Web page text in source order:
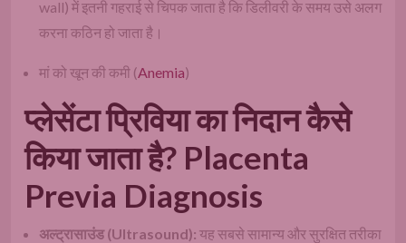
wall) में इतनी गहराई से चिपक जाता है कि डिलीवरी के समय उसे अलग
करना कठिन हो जाता है।
मां को खून की कमी (Anemia)
प्लेसेंटा प्रिविया का निदान कैसे
किया जाता है? Placenta
Previa Diagnosis
अल्ट्रासाउंड (Ultrasound): यह सबसे सामान्य और सुरक्षित तरीका